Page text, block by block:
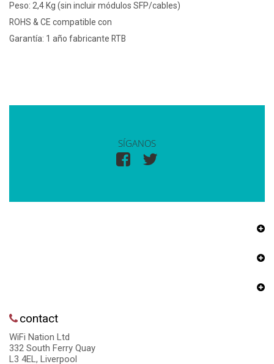
Peso: 2,4 Kg (sin incluir módulos SFP/cables)
ROHS & CE compatible con
Garantía: 1 año fabricante RTB
SÍGANOS
contact
WiFi Nation Ltd
332 South Ferry Quay
L3 4EL, Liverpool